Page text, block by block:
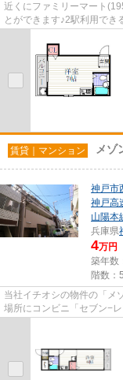
近くにファミリーマート
とができます♪2駅利用でき
賃貸｜マンション メゾ
神戸市
神戸高
山陽本
兵庫県
4万円
築年数
階数：
当社イチオシの物件の「
場所にコンビニ「セブン−